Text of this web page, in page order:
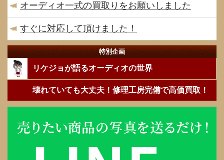
オーディオ一式の買取りをお願いしました
すぐに対応して頂けました！
特別企画
リケジョが語るオーディオの世界
壊れていても大丈夫！修理工房完備で高価買取！